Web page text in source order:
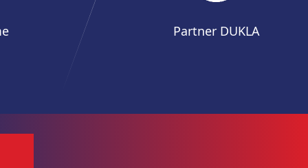
Partner DUKLA